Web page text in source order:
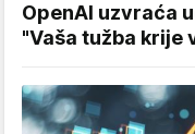
OpenAI uzvraća
"Vaša tužba krije